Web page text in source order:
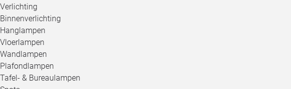
Verlichting
Binnenverlichting
Hanglampen
Vloerlampen
Wandlampen
Plafondlampen
Tafel- & Bureaulampen